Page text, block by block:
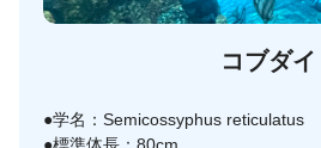
コブダイ
●学名：Semicossyphus reticulatus